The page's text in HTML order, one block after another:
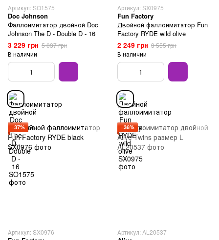
Артикул: SO1575
Doc Johnson
Фаллоимитатор двойной Doc
Johnson The D - Double D - 16
3 229 грн 5 037 грн
В наличии
Артикул: SX0975
Fun Factory
Двойной фаллоимитатор Fun
Factory RYDE wild olive
2 249 грн 3 555 грн
В наличии
−37%
Артикул: SX0976
−36%
Артикул: AL20537